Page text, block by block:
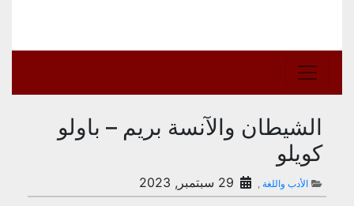
الشيطان والآنسة بريم – باولو
كويلو
الأدب واللغة ,